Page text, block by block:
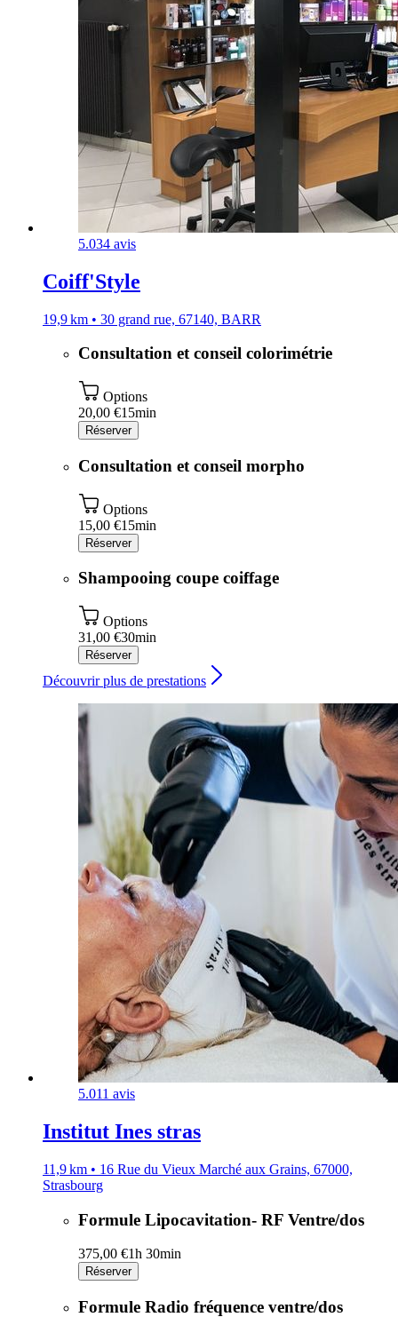
5.034 avis
Coiff'Style
19,9 km • 30 grand rue, 67140, BARR
Consultation et conseil colorimétrie
Options
20,00 €15min
Réserver
Consultation et conseil morpho
Options
15,00 €15min
Réserver
Shampooing coupe coiffage
Options
31,00 €30min
Réserver
Découvrir plus de prestations
5.011 avis
Institut Ines stras
11,9 km • 16 Rue du Vieux Marché aux Grains, 67000,
Strasbourg
Formule Lipocavitation- RF Ventre/dos
375,00 €1h 30min
Réserver
Formule Radio fréquence ventre/dos